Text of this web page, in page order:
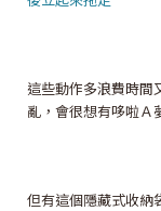
這些動作多浪費時間
亂，會很想有哆啦Ａ
但有這個隱藏式收納